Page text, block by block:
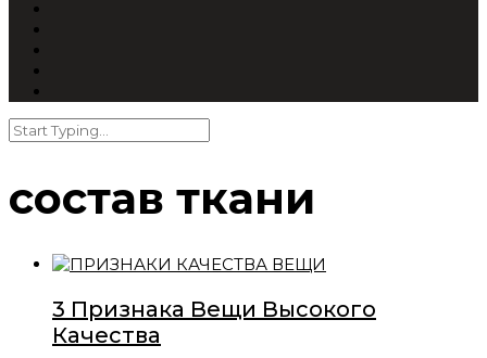
состав ткани
3 Признака Вещи Высокого
Качества